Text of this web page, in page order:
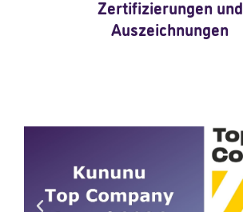
Zertifizierungen und
Auszeichnungen